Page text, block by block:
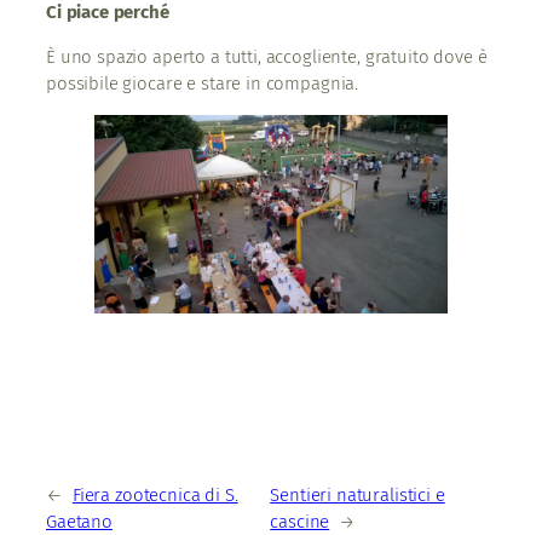
Ci piace perché
È uno spazio aperto a tutti, accogliente, gratuito dove è
possibile giocare e stare in compagnia.
←
Fiera zootecnica di S.
Gaetano
Sentieri naturalistici e
cascine →